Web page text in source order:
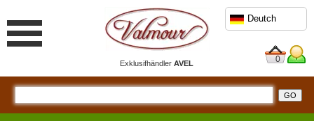
ExklusifhändlerAVEL
Deutch
0